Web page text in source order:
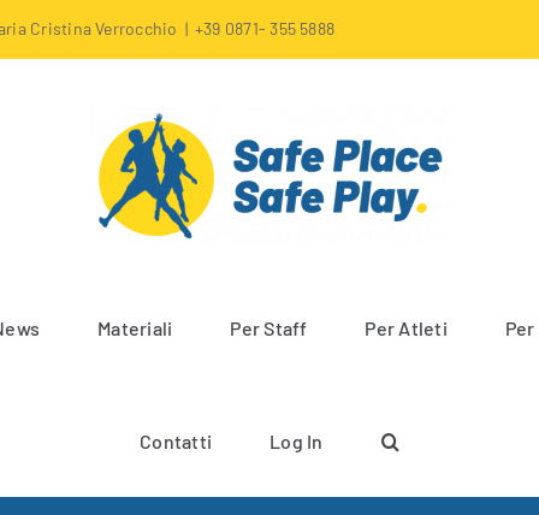
Cristina Verrocchio | +39 0871- 355 5888
Materiali Per Staff Per Atleti
Contatti Log In